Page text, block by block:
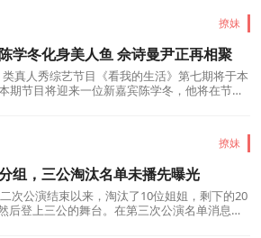
撩妹
学冬化身美人鱼 佘诗曼尹正再相聚
真人秀综艺节目《看我的生活》第七期将于本
期节目将迎来一位新嘉宾陈学冬，他将在节目
撩妹
组，三公淘汰名单未播先曝光
次公演结束以来，淘汰了10位姐姐，剩下的20
后登上三公的舞台。在第三次公演名单消息出